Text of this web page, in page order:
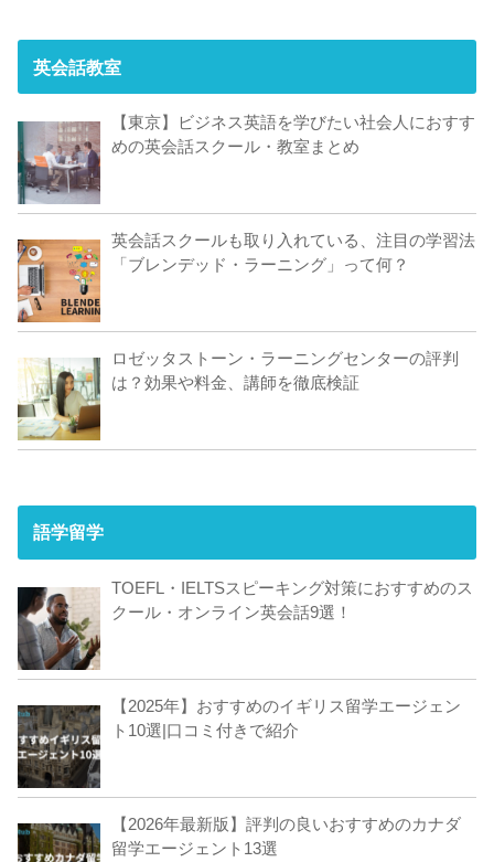
英会話教室
【東京】ビジネス英語を学びたい社会人におすす
めの英会話スクール・教室まとめ
英会話スクールも取り入れている、注目の学習法
「ブレンデッド・ラーニング」って何？
ロゼッタストーン・ラーニングセンターの評判
は？効果や料金、講師を徹底検証
語学留学
TOEFL・IELTSスピーキング対策におすすめのス
クール・オンライン英会話9選！
【2025年】おすすめのイギリス留学エージェン
ト10選|口コミ付きで紹介
【2026年最新版】評判の良いおすすめのカナダ
留学エージェント13選